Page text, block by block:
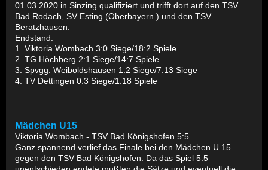
01.03.2020 in Sinzing qualifiziert und trifft dort auf den TSV
Bad Rodach, SV Esting (Oberbayern ) und den TSV
Beratzhausen.
Endstand:
1. Viktoria Wombach 3:0 Siege/18:2 Spiele
2. TG Höchberg 2:1 Siege/14:7 Spiele
3. Spvgg. Weiboldshausen 1:2 Siege/7:13 Siege
4. TV Dettingen 0:3 Siege/1:18 Spiele
Mädchen U15
Viktoria Wombach - TSV Bad Königshofen 5:5
Ganz spannend verlief das Finale bei den Mädchen U 15
gegen den TSV Bad Königshofen. Da das Spiel 5:5